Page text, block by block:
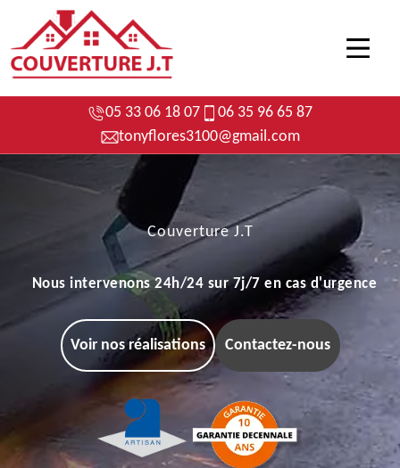
05 33 06 18 07
06 35 96 65 87
tonyflores3100@gmail.com
Couverture J.T
Nous intervenons 24h/24 sur 7j/7 en cas d'urgence
Voir nos réalisations Contactez-nous